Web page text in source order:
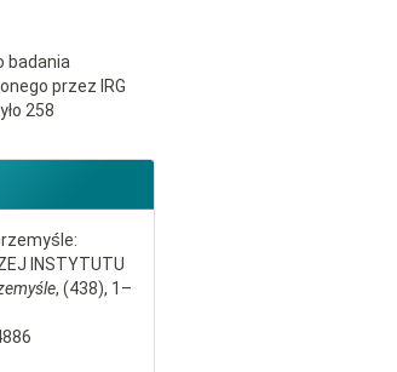
badania
przez IRG
258
INSTYTUTU
, (438), 1–